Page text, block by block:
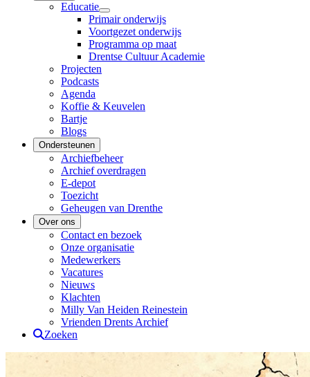
Educatie
Primair onderwijs
Voortgezet onderwijs
Programma op maat
Drentse Cultuur Academie
Projecten
Podcasts
Agenda
Koffie & Keuvelen
Bartje
Blogs
Ondersteunen
Archiefbeheer
Archief overdragen
E-depot
Toezicht
Geheugen van Drenthe
Over ons
Contact en bezoek
Onze organisatie
Medewerkers
Vacatures
Nieuws
Klachten
Milly Van Heiden Reinestein
Vrienden Drents Archief
Zoeken
Drents Archief